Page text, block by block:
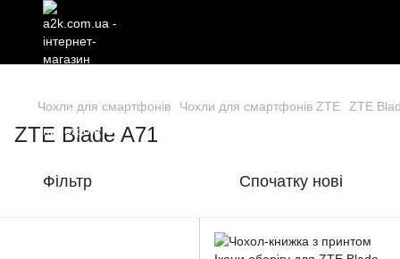
Чохли для смартфонів Чохли для смартфонів ZTE ZTE
ZTE Blade A71
Фільтр Спочатку нові